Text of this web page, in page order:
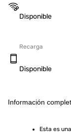
Disponible
Recarga
Disponible
Información
Esta es